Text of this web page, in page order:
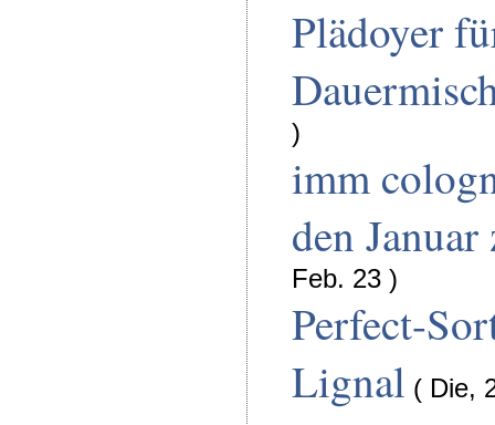
Plädoyer
)
imm
den
Feb. 23 )
Perfect-
Lignal ( Die,